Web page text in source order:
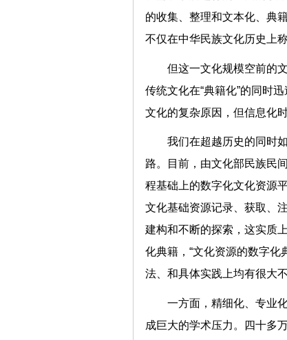
的收集、整理和文本化、典
不仅在中华民族文化历史上
但这一文化规模空前的
传统文化在“典籍化”的同时
文化的复杂原因，但信息
我们在超越历史的同时
路。目前，由文化部民族民
程基础上的数字化文化资源
文化基础资源记录、获取、
建构和不断的探索，这实质
化典籍，“文化资源的数字化
法、和具体实践上均有很
一方面，精细化、专业
成巨大的学术压力。四十多